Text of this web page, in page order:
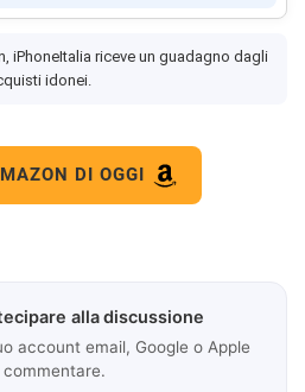
iPhoneItalia riceve un guadagno dagli
idonei.
DI OGGI
alla discussione
account email, Google o Apple
commentare.